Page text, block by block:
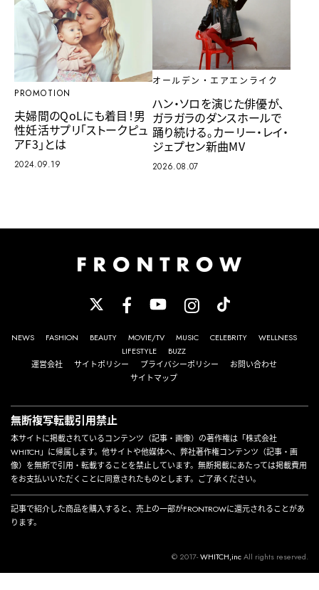
PROMOTION
夫婦間のQoLにも着目！男
性妊活サプリ「ストークピュ
アF3」とは
2024.09.19
オールデン・エアエンライク
ハン・ソロを演じた俳優が、
ガラガラのダンスホールで
踊り続ける。カーリー・レイ・
ジェプセン新曲MV
2026.08.07
NEWS FASHION BEAUTY MOVIE/TV MUSIC CELEBRITY
WELLNESS
LIFESTYLE
BUZZ
運営会社
サイトポリシー プライバシーポリシー
お問い合わせ
サイトマップ
無断複写転載引用禁止
本サイトに掲載されているコンテンツ（記事・画像）の著作権は「株式会社
WHITCH」に帰属します。他サイトや他媒体へ、弊社著作権コンテンツ（記事・画
像）を無断で引用・転載することを禁止しています。無断掲載にあたっては掲載費用
をお支払いいただくことに同意されたものとします。ご了承ください。
記事で紹介した商品を購入すると、売上の一部がFRONTROWに還元されることがあ
ります。
© 2017-WHITCH,incAll rights reserved.